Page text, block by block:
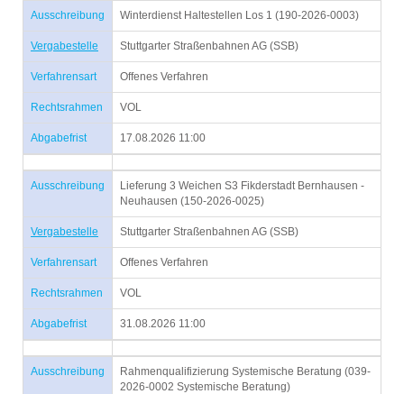
Ausschreibung Winterdienst Haltestellen Los 1 (190-2026-0003)
Vergabestelle Stuttgarter Straßenbahnen AG (SSB)
Verfahrensart Offenes Verfahren
Rechtsrahmen VOL
Abgabefrist 17.08.2026 11:00
Ausschreibung
Lieferung 3 Weichen S3 Fikderstadt Bernhausen -
Neuhausen (150-2026-0025)
Vergabestelle Stuttgarter Straßenbahnen AG (SSB)
Verfahrensart Offenes Verfahren
Rechtsrahmen VOL
Abgabefrist 31.08.2026 11:00
Ausschreibung
Rahmenqualifizierung Systemische Beratung (039-
2026-0002 Systemische Beratung)